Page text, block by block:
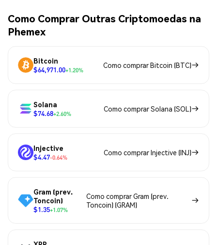
Como Comprar Outras Criptomoedas na
Phemex
Bitcoin
$64,971.00+1.20%
Como comprar Bitcoin (BTC)
Solana
$74.68+2.60%
Como comprar Solana (SOL)
Injective
$4.47-0.64%
Como comprar Injective (INJ)
Gram (prev.
Toncoin)
$1.35+1.07%
Como comprar Gram (prev.
Toncoin) (GRAM)